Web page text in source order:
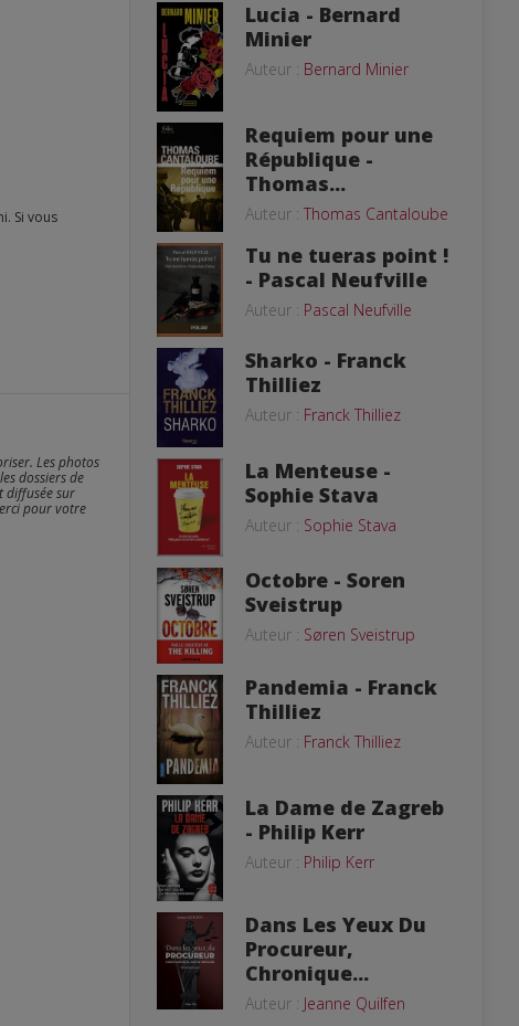
Les photos
dossiers de
diffusée sur
pour votre
Lucia - Bernard
Minier
Auteur : Bernard Minier
Requiem pour une
République -
Thomas...
Auteur : Thomas Cantaloube
Tu ne tueras point !
- Pascal Neufville
Auteur : Pascal Neufville
Sharko - Franck
Thilliez
Auteur : Franck Thilliez
La Menteuse -
Sophie Stava
Auteur : Sophie Stava
Octobre - Soren
Sveistrup
Auteur : Søren Sveistrup
Pandemia - Franck
Thilliez
Auteur : Franck Thilliez
La Dame de Zagreb
- Philip Kerr
Auteur : Philip Kerr
Dans Les Yeux Du
Procureur,
Chronique...
Auteur : Jeanne Quilfen